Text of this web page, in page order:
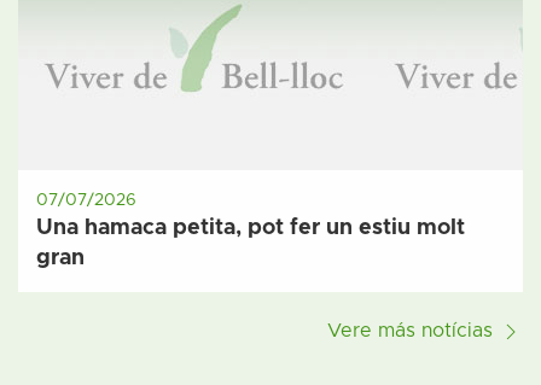
07/07/2026
Una hamaca petita, pot fer un estiu molt
gran
Vere más notícias